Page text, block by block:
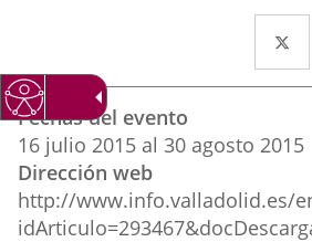
a
Datos
del
evento
Fechas del evento
16 julio 2015 al 30 agosto 2015
Dirección web
http://www.info.valladolid.es/